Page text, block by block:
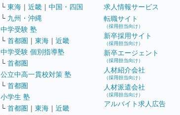
└ 東海 ｜ 近畿 ｜ 中国・四国
└ 九州・沖縄
中学受験 塾
└ 首都圏 ｜ 東海 ｜ 近畿
中学受験 個別指導塾
└ 首都圏
公立中高一貫校対策 塾
└ 首都圏
小学生 塾
└ 首都圏 ｜ 東海 ｜ 近畿
求人情報サービス
転職サイト
（採用担当向け）
新卒採用サイト
（採用担当向け）
新卒エージェント
（採用担当向け）
人材紹介会社
（採用担当向け）
人材派遣会社
（採用担当向け）
アルバイト求人広告